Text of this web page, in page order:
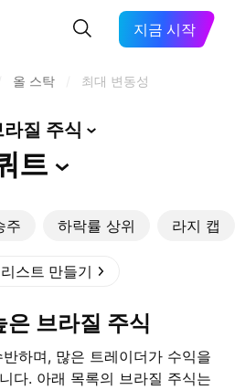
지금 시작
올 스탁 최대 변동성
질 주식
트
주 하락률 상위 라지 캡
스트 만들기
은 브라질 주식
하며, 많은 트레이더가 수익을
다. 아래 목록의 브라질 주식는